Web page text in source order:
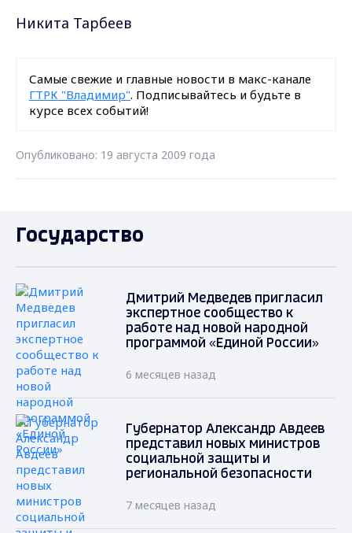
Никита Тарбеев
Самые свежие и главные новости в макс-канале
ГТРК "Владимир". Подписывайтесь и будьте в
курсе всех событий!
Опубликовано: 19 августа 2009 года
Государство
Дмитрий Медведев пригласил
экспертное сообщество к
работе над новой народной
программой «Единой России»
6 месяцев назад
Губернатор Александр Авдеев
представил новых министров
социальной защиты и
региональной безопасности
7 месяцев назад